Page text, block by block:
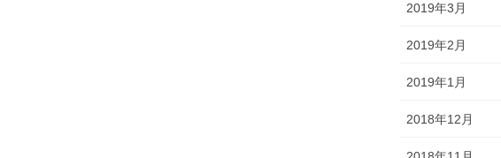
2019年3月
2019年2月
2019年1月
2018年12月